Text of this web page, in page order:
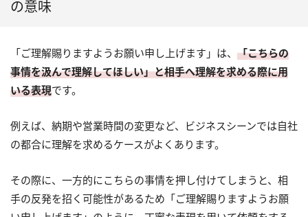
の意味
「ご理解賜りますようお願い申し上げます」は、 「こちらの
事情を汲んで理解してほしい」と相手へ理解を求める際に用
いる表現です。
例えば、納期や営業時間の変更など、ビジネスシーンでは自社
の都合に理解を求めるケースがよくあります。
その際に、一方的にこちらの事情を押し付けてしまうと、相
手の反発を招く可能性があるため「ご理解賜りますようお願